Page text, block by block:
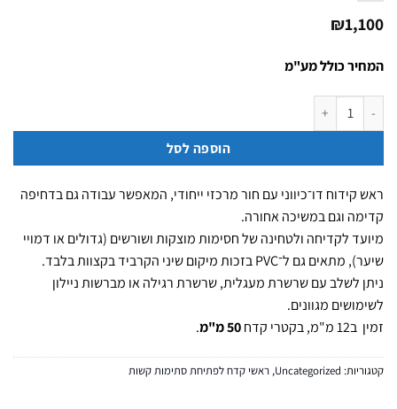
₪1,100
המחיר כולל מע"מ
כמות של ראש טייגר קונה לכבל 12 מ"מ
הוספה לסל
ראש קידוח דו־כיווני עם חור מרכזי ייחודי, המאפשר עבודה גם בדחיפה
קדימה וגם במשיכה אחורה.
מיועד לקדיחה ולטחינה של חסימות מוצקות ושורשים (גדולים או דמויי
שיער), מתאים גם ל־PVC בזכות מיקום שיני הקרביד בקצוות בלבד.
ניתן לשלב עם שרשרת מעגלית, שרשרת רגילה או מברשות ניילון
לשימושים מגוונים.
זמין ב12 מ"מ, בקטרי קדח
50 מ"מ .
קטגוריות: Uncategorized
, ראשי קדח לפתיחת סתימות קשות